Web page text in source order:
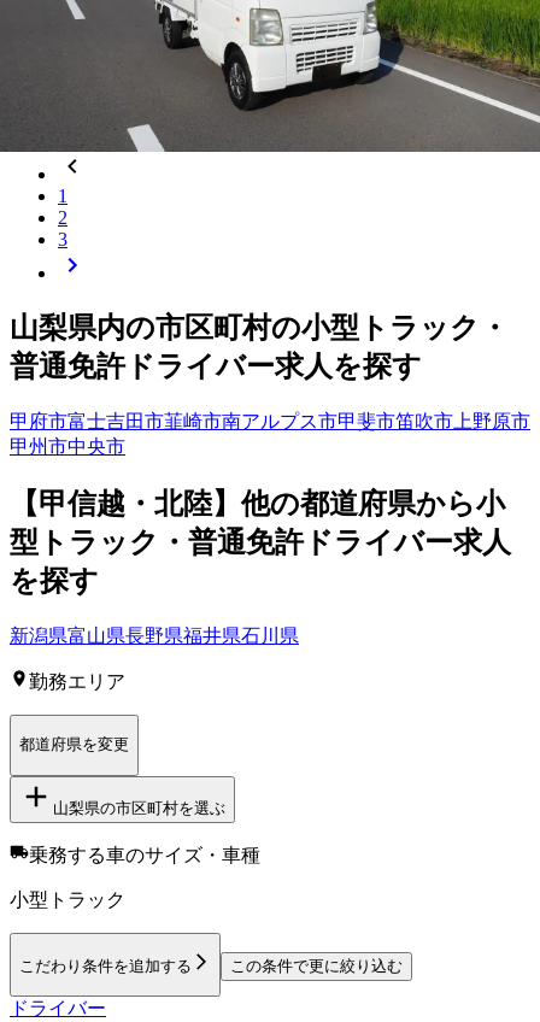
トラック 小型トラック・普通免許軽自動車普
週休2日 土日休み
詳しく見る
1
2
3
山梨県内の市区町村の小型トラック・
普通免許ドライバー求人を探す
甲府市富士吉田市韮崎市南アルプス市甲斐市笛吹市 上野原市
甲州市中央市
【甲信越・北陸】他の都道府県から小
型トラック・普通免許ドライバー求人
を探す
新潟県富山県長野県福井県石川県
勤務エリア
都道府県を変更
山梨県の市区町村を選ぶ
乗務する車のサイズ・車種
小型トラック
こだわり条件を追加する この条件で更に絞り込む
ドライバー